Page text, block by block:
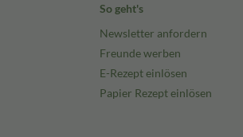
So geht's
Newsletter anfordern
Freunde werben
E-Rezept einlösen
Papier Rezept einlösen